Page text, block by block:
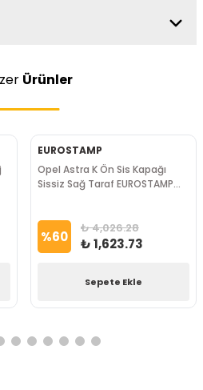
Ürünler
EUROSTAMP
Opel Astra K Ön Sis Kapağı
Sissiz Sağ Taraf EUROSTAMP
%60 ₺ 4,026.28
₺ 1,623.73
Sepete Ekle